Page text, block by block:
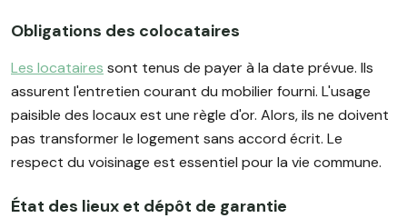
Obligations des colocataires
Les locataires sont tenus de payer à la date prévue. Ils
assurent l'entretien courant du mobilier fourni. L'usage
paisible des locaux est une règle d'or. Alors, ils ne doivent
pas transformer le logement sans accord écrit. Le
respect du voisinage est essentiel pour la vie commune.
État des lieux et dépôt de garantie